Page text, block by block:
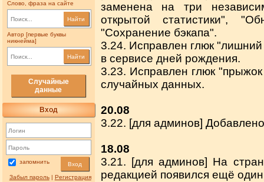
Слово, фраза на сайте
Найти
Автор [первые буквы
никнейма]
Найти
Случайные
данные
Вход
запомнить Вход
Забыл пароль| Регистрация
заменена на три
открытой статистики",
"Сохранение бэкапа".
3.24. Исправлен глюк
в сервисе дней рождения.
3.23. Исправлен глюк
случайных данных.
20.08
3.22. [для админов]
18.08
3.21. [для админов] На
редакцией появился ещё